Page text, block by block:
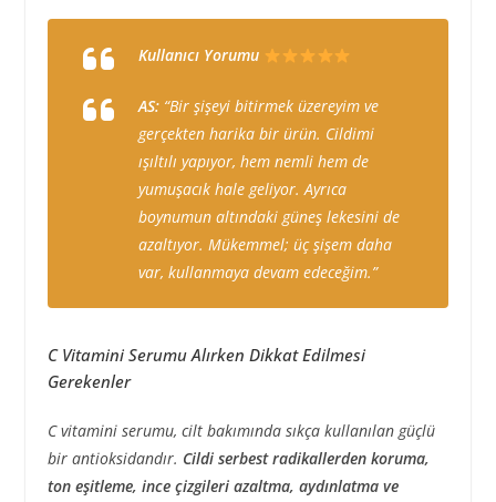
Kullanıcı Yorumu
AS:“Bir şişeyi bitirmek üzereyim ve
gerçekten harika bir ürün. Cildimi
ışıltılı yapıyor, hem nemli hem de
yumuşacık hale geliyor. Ayrıca
boynumun altındaki güneş lekesini de
azaltıyor. Mükemmel; üç şişem daha
var, kullanmaya devam edeceğim.”
C Vitamini Serumu Alırken Dikkat Edilmesi
Gerekenler
C vitamini serumu, cilt bakımında sıkça kullanılan güçlü
bir antioksidandır. Cildi serbest radikallerden koruma,
ton eşitleme, ince çizgileri azaltma, aydınlatma ve